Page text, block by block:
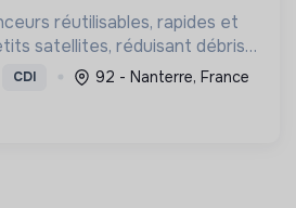
réutilisables, rapides et
satellites, réduisant débris,
et coûts, favorisant un accès
utile.
CDI 92 - Nanterre, France